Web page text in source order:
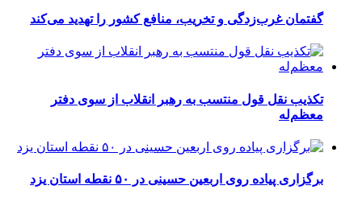
گفتمان غرب‌زدگی و تخریب، منافع کشور را تهدید می‌کند
تکذیب نقل قول منتسب به رهبر انقلاب از سوی دفتر
معظم‌له
برگزاری پیاده روی اربعین حسینی در ۵۰ نقطه استان یزد